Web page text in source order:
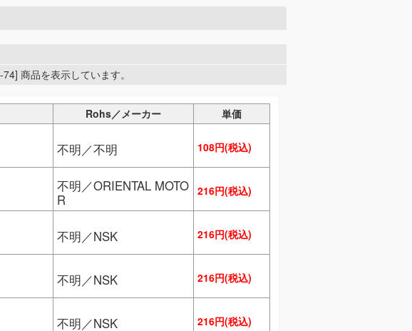
商品を表示しています。
Rohs／メーカー 単価
不明／不明 108円(税込)
不明／ORIENTAL MOTO
R
216円(税込)
不明／NSK 216円(税込)
不明／NSK 216円(税込)
不明／NSK 216円(税込)